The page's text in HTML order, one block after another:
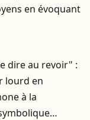
en évoquant
dire au revoir" :
lourd en
à la